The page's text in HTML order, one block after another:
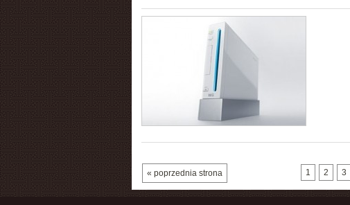
« poprzednia strona 1 2 3